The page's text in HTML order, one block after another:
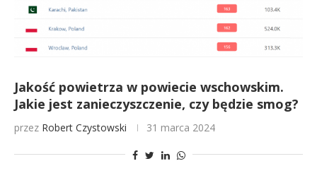
Jakość powietrza w powiecie wschowskim.
Jakie jest zanieczyszczenie, czy będzie smog?
przez Robert Czystowski 31 marca 2024